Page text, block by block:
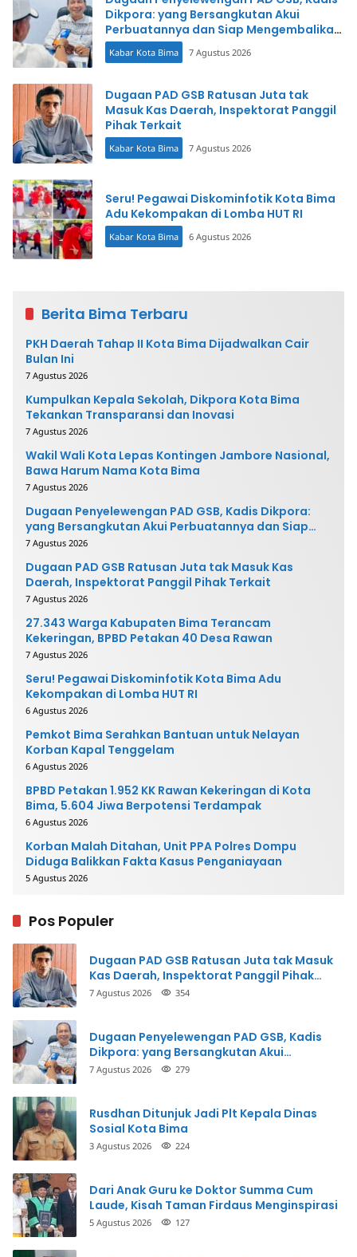
Dikpora: yang Bersangkutan Akui
Perbuatannya dan Siap Mengembalikan
Uang
Kabar Kota Bima 7 Agustus 2026
Dugaan PAD GSB Ratusan Juta tak
Masuk Kas Daerah, Inspektorat Panggil
Pihak Terkait
Kabar Kota Bima 7 Agustus 2026
Seru! Pegawai Diskominfotik Kota Bima
Adu Kekompakan di Lomba HUT RI
Kabar Kota Bima 6 Agustus 2026
Berita Bima Terbaru
PKH Daerah Tahap II Kota Bima Dijadwalkan Cair
Bulan Ini
7 Agustus 2026
Kumpulkan Kepala Sekolah, Dikpora Kota Bima
Tekankan Transparansi dan Inovasi
7 Agustus 2026
Wakil Wali Kota Lepas Kontingen Jambore Nasional,
Bawa Harum Nama Kota Bima
7 Agustus 2026
Dugaan Penyelewengan PAD GSB, Kadis Dikpora:
yang Bersangkutan Akui Perbuatannya dan Siap
Mengembalikan Uang
7 Agustus 2026
Dugaan PAD GSB Ratusan Juta tak Masuk Kas
Daerah, Inspektorat Panggil Pihak Terkait
7 Agustus 2026
27.343 Warga Kabupaten Bima Terancam
Kekeringan, BPBD Petakan 40 Desa Rawan
7 Agustus 2026
Seru! Pegawai Diskominfotik Kota Bima Adu
Kekompakan di Lomba HUT RI
6 Agustus 2026
Pemkot Bima Serahkan Bantuan untuk Nelayan
Korban Kapal Tenggelam
6 Agustus 2026
BPBD Petakan 1.952 KK Rawan Kekeringan di Kota
Bima, 5.604 Jiwa Berpotensi Terdampak
6 Agustus 2026
Korban Malah Ditahan, Unit PPA Polres Dompu
Diduga Balikkan Fakta Kasus Penganiayaan
5 Agustus 2026
Pos Populer
Dugaan PAD GSB Ratusan Juta tak Masuk
Kas Daerah, Inspektorat Panggil Pihak
Terkait
7 Agustus 2026 354
Dugaan Penyelewengan PAD GSB, Kadis
Dikpora: yang Bersangkutan Akui
Perbuatannya dan Siap Mengembalikan
7 Agustus 2026 279
Rusdhan Ditunjuk Jadi Plt Kepala Dinas
Sosial Kota Bima
3 Agustus 2026 224
Dari Anak Guru ke Doktor Summa Cum
Laude, Kisah Taman Firdaus Menginspirasi
5 Agustus 2026 127